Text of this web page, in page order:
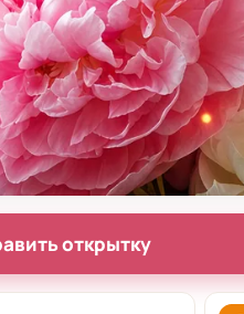
открытку